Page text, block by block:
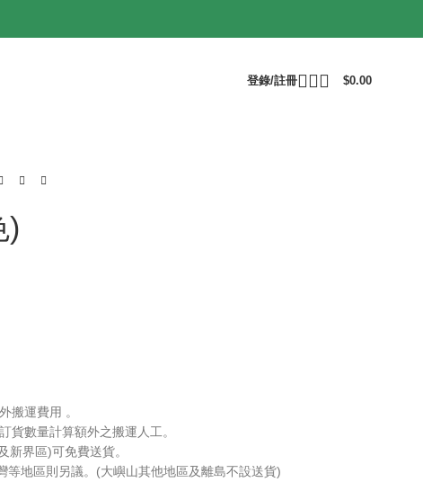
登錄/註冊 $0.00
)
搬運費用 。
貨數量計算額外之搬運人工。
新界區)可免費送貨。
地區則另議。(大嶼山其他地區及離島不設送貨)